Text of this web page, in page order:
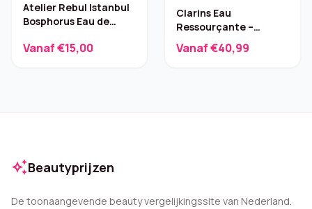
Atelier Rebul Istanbul
Bosphorus Eau de
Vanaf €15,00
Clarins Eau
Ressourçante –
Citroen & Ceder 100 ml
Vanaf €40,99
auto_awesomeBeautyprijzen
De toonaangevende beauty vergelijkingssite van Nederland.